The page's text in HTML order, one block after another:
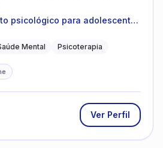
psicológico para adolescentes
e autoestima.
Mental Psicoterapia
Ver Perfil